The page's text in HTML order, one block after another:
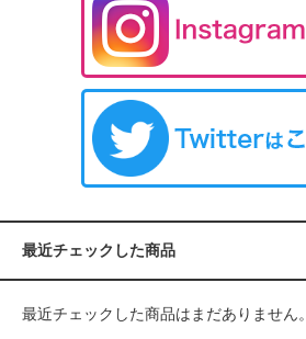
最近チェックした商品
最近チェックした商品はまだありません。